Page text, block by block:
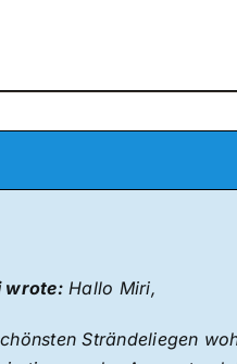
wrote:Hallo Miri,
Strändeliegen